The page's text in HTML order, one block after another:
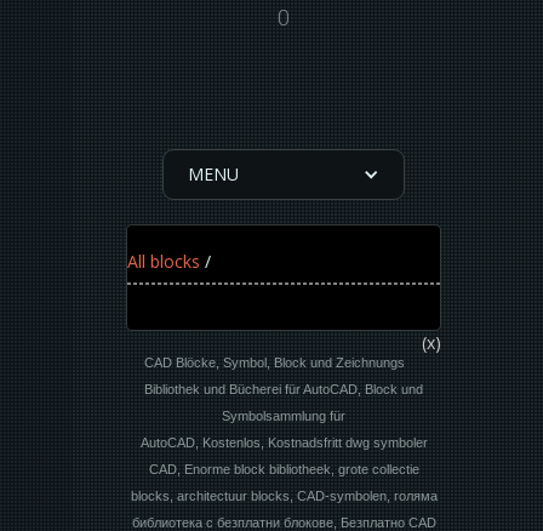
0
MENU
All blocks /
(x)
CAD Blöcke, Symbol, Block und Zeichnungs
Bibliothek und Bücherei für AutoCAD, Block und
Symbolsammlung für
AutoCAD, Kostenlos, Kostnadsfritt dwg symboler
CAD, Enorme block bibliotheek, grote collectie
blocks, architectuur blocks, CAD-symbolen, голяма
библиотека с безплатни блокове, Безплатно CAD